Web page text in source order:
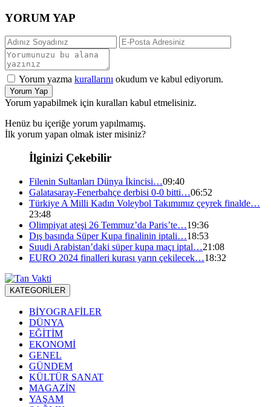
YORUM YAP
Yorum yazma kurallarını okudum ve kabul ediyorum.
Yorum Yap
Yorum yapabilmek için kuralları kabul etmelisiniz.
Henüz bu içeriğe yorum yapılmamış.
İlk yorum yapan olmak ister misiniz?
İlginizi Çekebilir
Filenin Sultanları Dünya İkincisi…09:40
Galatasaray-Fenerbahçe derbisi 0-0 bitti…06:52
Türkiye A Milli Kadın Voleybol Takımımız çeyrek finalde…
23:48
Olimpiyat ateşi 26 Temmuz’da Paris’te…19:36
Dış basında Süper Kupa finalinin iptali…18:53
Suudi Arabistan’daki süper kupa maçı iptal…21:08
EURO 2024 finalleri kurası yarın çekilecek…18:32
KATEGORİLER
BİYOGRAFİLER
DÜNYA
EĞİTİM
EKONOMİ
GENEL
GÜNDEM
KÜLTÜR SANAT
MAGAZİN
YAŞAM